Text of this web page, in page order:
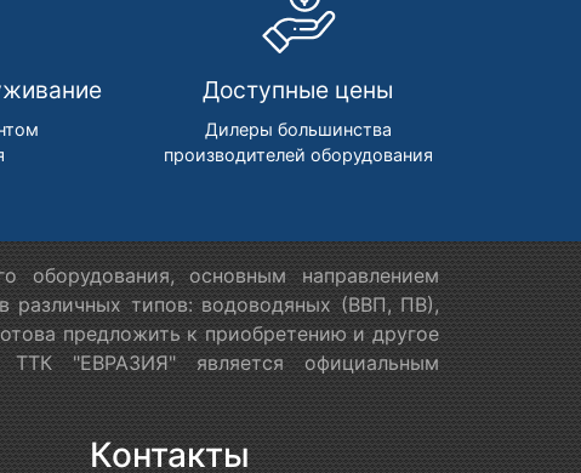
Доступные цены
Дилеры большинства
производителей оборудования
основным направлением
различных типов: водоводяных (ВВП, ПВ),
предложить к приобретению и другое
ТТК "ЕВРАЗИЯ" является официальным
Контакты